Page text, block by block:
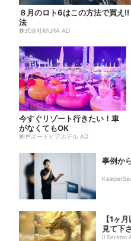
８月のロト6はこの方法で買え
法
株式会社MURA AD
今すぐリゾート行きたい！車
がなくてもOK
神戸ポートピアホテル AD
事例か
【1ヶ
見て下
Il Sereno